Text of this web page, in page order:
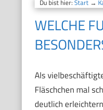
Du bist hier: Start→
WELCHE
Als
Fläschchen mal
deutlich